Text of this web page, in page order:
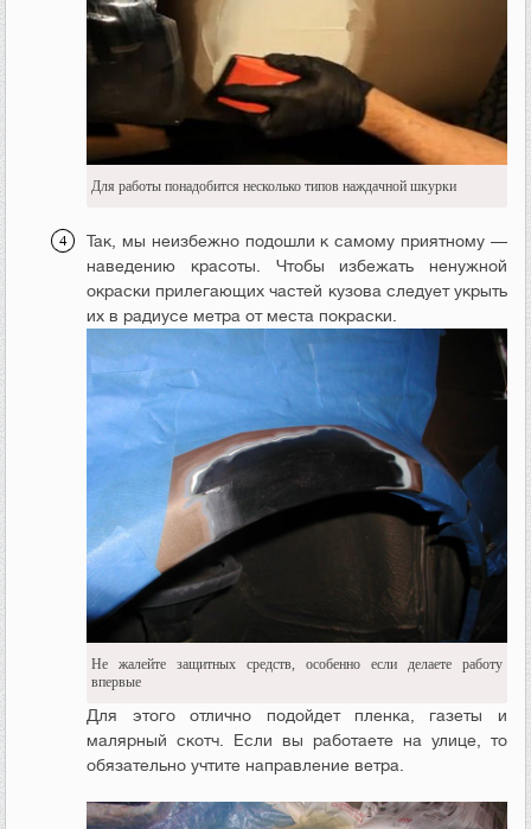
Для работы понадобится несколько типов наждачной шкурки
Так, мы неизбежно подошли к самому приятному —
наведению красоты. Чтобы избежать ненужной
окраски прилегающих частей кузова следует укрыть
их в радиусе метра от места покраски.
Не жалейте защитных средств, особенно если делаете работу
впервые
Для этого отлично подойдет пленка, газеты и
малярный скотч. Если вы работаете на улице, то
обязательно учтите направление ветра.